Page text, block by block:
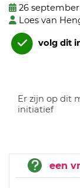
26
Loes van
volg dit
Er zijn op dit
initiatief
een